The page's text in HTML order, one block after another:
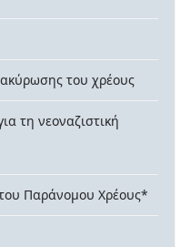
του χρέους
τη νεοναζιστική
Παράνομου Χρέους*